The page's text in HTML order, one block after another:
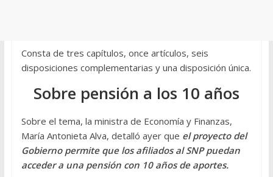
Consta de tres capítulos, once artículos, seis
disposiciones complementarias y una disposición única.
Sobre pensión a los 10 años
Sobre el tema, la ministra de Economía y Finanzas,
María Antonieta Alva, detalló ayer que el proyecto del
Gobierno permite que los afiliados al SNP puedan
acceder a una pensión con 10 años de aportes.